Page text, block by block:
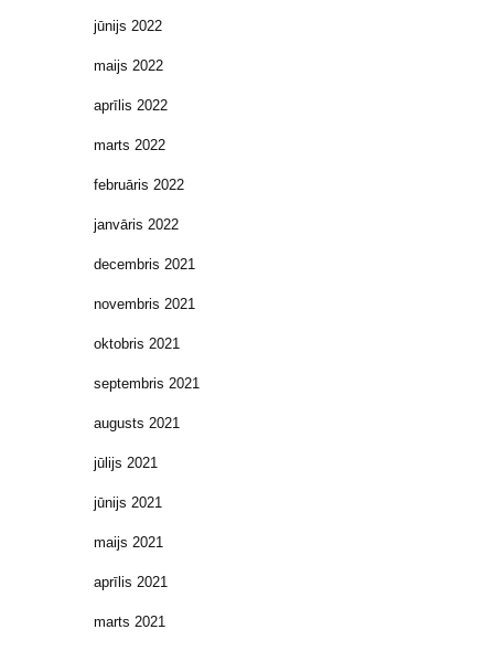
jūnijs 2022
maijs 2022
aprīlis 2022
marts 2022
februāris 2022
janvāris 2022
decembris 2021
novembris 2021
oktobris 2021
septembris 2021
augusts 2021
jūlijs 2021
jūnijs 2021
maijs 2021
aprīlis 2021
marts 2021